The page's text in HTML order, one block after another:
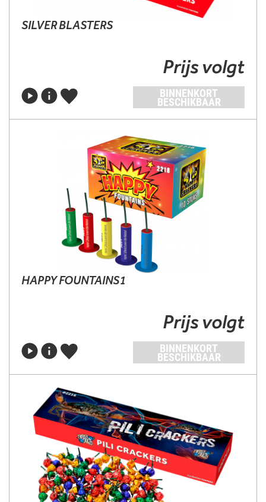
SILVER BLASTERS
Prijs volgt
BINNENKORT
BESCHIKBAAR
HAPPY FOUNTAINS1
Prijs volgt
BINNENKORT
BESCHIKBAAR